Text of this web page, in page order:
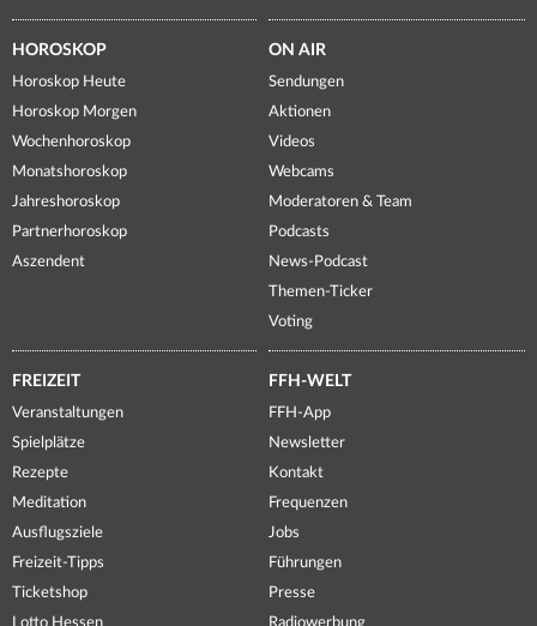
HOROSKOP
Horoskop Heute
Horoskop Morgen
Wochenhoroskop
Monatshoroskop
Jahreshoroskop
Partnerhoroskop
Aszendent
ON AIR
Sendungen
Aktionen
Videos
Webcams
Moderatoren & Team
Podcasts
News-Podcast
Themen-Ticker
Voting
FREIZEIT
Veranstaltungen
Spielplätze
Rezepte
Meditation
Ausflugsziele
Freizeit-Tipps
Ticketshop
Lotto Hessen
FFH-WELT
FFH-App
Newsletter
Kontakt
Frequenzen
Jobs
Führungen
Presse
Radiowerbung